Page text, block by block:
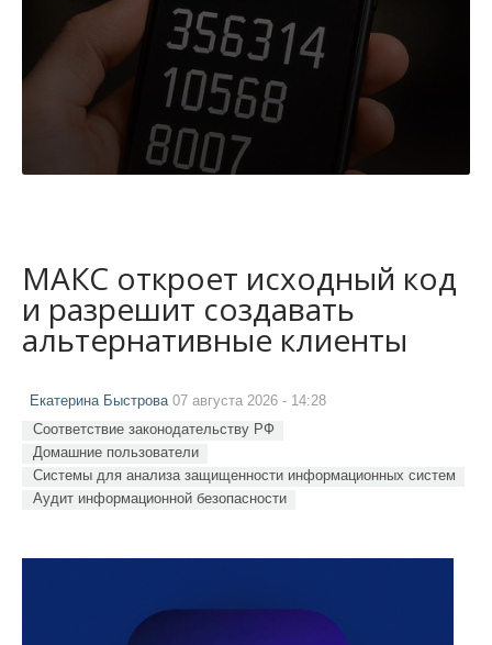
МАКС откроет исходный код
и разрешит создавать
альтернативные клиенты
Екатерина Быстрова07 августа 2026 - 14:28
Соответствие законодательству РФ
Домашние пользователи
Системы для анализа защищенности информационных систем
Аудит информационной безопасности